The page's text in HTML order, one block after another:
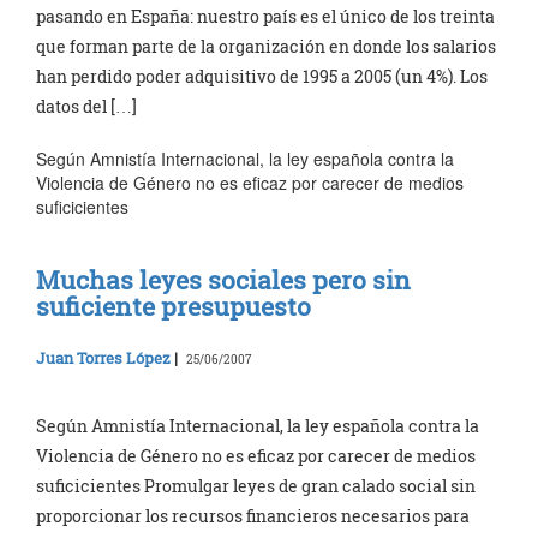
pasando en España: nuestro país es el único de los treinta
que forman parte de la organización en donde los salarios
han perdido poder adquisitivo de 1995 a 2005 (un 4%). Los
datos del […]
Según Amnistía Internacional, la ley española contra la
Violencia de Género no es eficaz por carecer de medios
suficicientes
Muchas leyes sociales pero sin
suficiente presupuesto
Juan Torres López | 25/06/2007
Según Amnistía Internacional, la ley española contra la
Violencia de Género no es eficaz por carecer de medios
suficicientes Promulgar leyes de gran calado social sin
proporcionar los recursos financieros necesarios para